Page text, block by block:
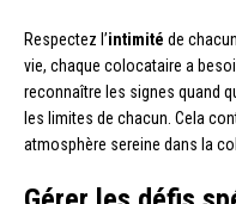
Respectez l’intimité de
vie, chaque colocataire a
reconnaître les signes quand
les limites de chacun. Cela
atmosphère sereine dans la